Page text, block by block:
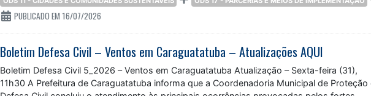
PUBLICADO EM 16/07/2026
Boletim Defesa Civil – Ventos em Caraguatatuba – Atualizações AQUI
Boletim Defesa Civil 5_2026 – Ventos em Caraguatatuba Atualização – Sexta-feira (31),
11h30 A Prefeitura de Caraguatatuba informa que a Coordenadoria Municipal de Proteção e
Defesa Civil concluiu o atendimento às principais ocorrências provocadas pelos fortes